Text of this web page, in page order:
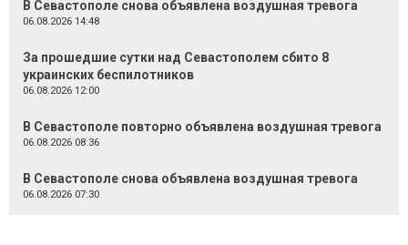
В Севастополе снова объявлена воздушная тревога
06.08.2026 14:48
За прошедшие сутки над Севастополем сбито 8
украинских беспилотников
06.08.2026 12:00
В Севастополе повторно объявлена воздушная тревога
06.08.2026 08:36
В Севастополе снова объявлена воздушная тревога
06.08.2026 07:30